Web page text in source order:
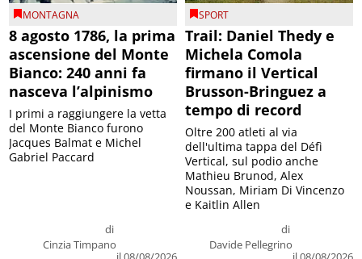
MONTAGNA
8 agosto 1786, la prima
ascensione del Monte
Bianco: 240 anni fa
nasceva l’alpinismo
di
Cinzia Timpano
I primi a raggiungere la vetta
del Monte Bianco furono
Jacques Balmat e Michel
Gabriel Paccard
SPORT
Trail: Daniel Thedy e
Michela Comola
firmano il Vertical
Brusson-Bringuez a
tempo di record
di
Davide Pellegrino
Oltre 200 atleti al via
dell'ultima tappa del Défì
Vertical, sul podio anche
Mathieu Brunod, Alex
Noussan, Miriam Di Vincenzo
e Kaitlin Allen